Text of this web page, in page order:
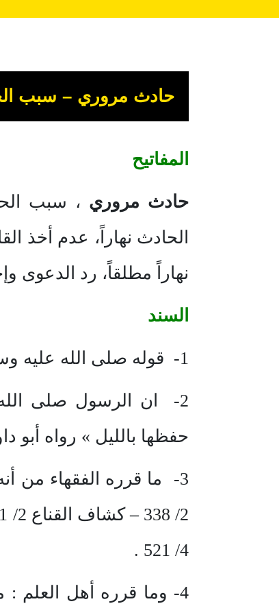
حادث مروري – سبب
المفاتيح
حادث مروري ، سبب
الحادث نهاراً، عدم أخذ
نهاراً مطلقاً، رد الدعوى
السند
1- قوله صلى الله عليه وسلم: «العجماء جرحها جبار »متفق عليه .
2- ان الرسول صلى
حفظها بالليل » رواه أبو
3- ما قرره الفقهاء من
4/ 521 .
4- وما قرره أهل العلم